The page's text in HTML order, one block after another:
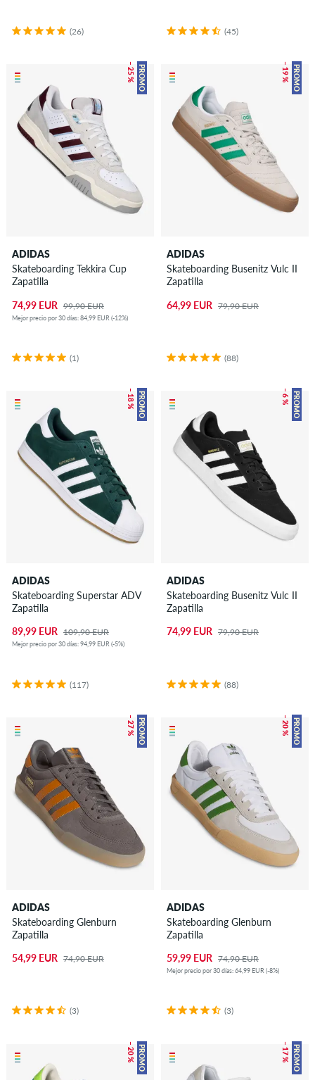
(26) (45)
PROMO
– 25 %
ADIDAS
Skateboarding Tekkira Cup
Zapatilla
74,99 EUR 99,90 EUR
Mejor precio por 30 días: 84,99 EUR (-12%)
(1)
PROMO
– 19 %
ADIDAS
Skateboarding Busenitz Vulc II
Zapatilla
64,99 EUR 79,90 EUR
(88)
PROMO
– 18 %
ADIDAS
Skateboarding Superstar ADV
Zapatilla
89,99 EUR 109,90 EUR
Mejor precio por 30 días: 94,99 EUR (-5%)
(117)
PROMO
– 6 %
ADIDAS
Skateboarding Busenitz Vulc II
Zapatilla
74,99 EUR 79,90 EUR
(88)
PROMO
– 27 %
ADIDAS
Skateboarding Glenburn
Zapatilla
54,99 EUR 74,90 EUR
(3)
PROMO
– 20 %
ADIDAS
Skateboarding Glenburn
Zapatilla
59,99 EUR 74,90 EUR
Mejor precio por 30 días: 64,99 EUR (-8%)
(3)
PROMO
– 20 % PROMO
– 17 %